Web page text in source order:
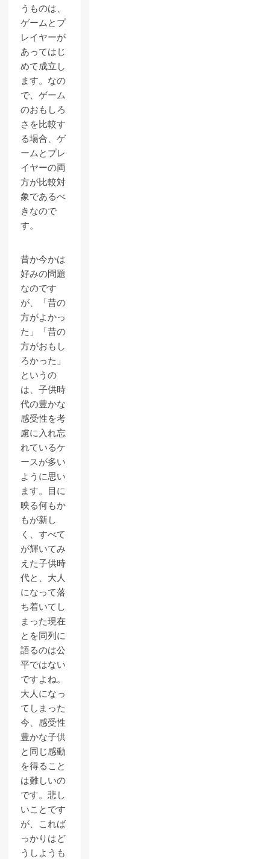
うものは、
ゲームとプ
レイヤーが
あってはじ
めて成立し
ます。なの
で、ゲーム
のおもしろ
さを比較す
る場合、ゲ
ームとプレ
イヤーの両
方が比較対
象であるべ
きなので
す。
昔か今かは
好みの問題
なのです
が、「昔の
方がよかっ
た」「昔の
方がおもし
ろかった」
というの
は、子供時
代の豊かな
感受性を考
慮に入れ忘
れているケ
ースが多い
ように思い
ます。目に
映る何もか
もが新し
く、すべて
が輝いてみ
えた子供時
代と、大人
になって落
ち着いてし
まった現在
とを同列に
語るのは公
平ではない
ですよね。
大人になっ
てしまった
今、感受性
豊かな子供
と同じ感動
を得ること
は難しいの
です。悲し
いことです
が、これば
っかりはど
うしようも